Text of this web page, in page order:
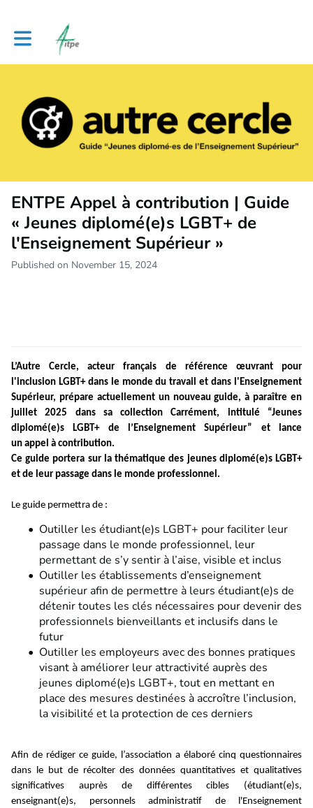
Toggle main navigation
ENTPE Appel à contribution | Guide
« Jeunes diplomé(e)s LGBT+ de
l'Enseignement Supérieur »
Published on November 15, 2024
L’Autre Cercle, acteur français de référence œuvrant pour
l'inclusion LGBT+ dans le monde du travail et dans l'Enseignement
Supérieur, prépare actuellement un nouveau guide, à paraître en
juillet 2025 dans sa collection Carrément, intitulé “Jeunes
diplomé(e)s LGBT+ de l’Enseignement Supérieur” et lance
un appel à contribution.
Ce guide portera sur la thématique des jeunes diplomé(e)s LGBT+
et de leur passage dans le monde professionnel.
Le guide permettra de :
Outiller les étudiant(e)s LGBT+ pour faciliter leur
passage dans le monde professionnel, leur
permettant de s’y sentir à l’aise, visible et inclus
Outiller les établissements d’enseignement
supérieur afin de permettre à leurs étudiant(e)s de
détenir toutes les clés nécessaires pour devenir des
professionnels bienveillants et inclusifs dans le
futur
Outiller les employeurs avec des bonnes pratiques
visant à améliorer leur attractivité auprès des
jeunes diplomé(e)s LGBT+, tout en mettant en
place des mesures destinées à accroître l’inclusion,
la visibilité et la protection de ces derniers
Afin de rédiger ce guide, l’association a élaboré cinq questionnaires
dans le but de récolter des données quantitatives et qualitatives
significatives auprès de différentes cibles (étudiant(e)s,
enseignant(e)s, personnels administratif de l'Enseignement